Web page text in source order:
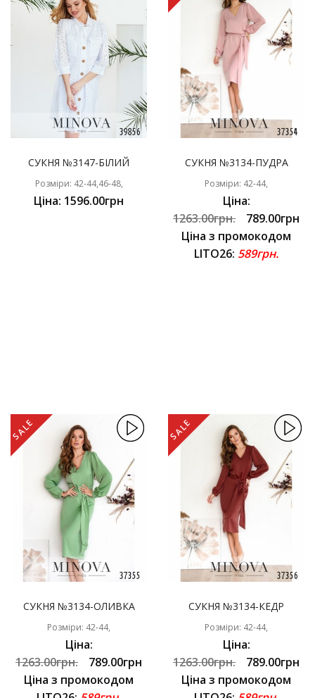
СУКНЯ №3147-БІЛИЙ
Розміри: 42-44,46-48,
Ціна: 1596.00грн
СУКНЯ №3134-ПУДРА
Розміри: 42-44,
Ціна:
1263.00грн.
789.00грн
Ціна з промокодом
LITO26: 589грн.
SALE
СУКНЯ №3134-ОЛИВКА
Розміри: 42-44,
Ціна:
1263.00грн.
789.00грн
Ціна з промокодом
SALE
СУКНЯ №3134-КЕДР
Розміри: 42-44,
Ціна:
1263.00грн.
789.00грн
Ціна з промокодом